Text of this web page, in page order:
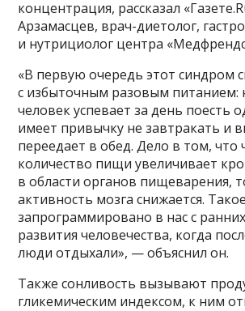
концентрация, рассказал
Арзамасцев, врач-диетолог,
и нутрициолог центра
«В первую очередь этот синдром
с избыточным разовым питанием:
человек успевает за день поесть
имеет привычку не завтракать и
переедает в обед. Дело в том, что
количество пищи увеличивает
в области органов пищеварения,
активность мозга снижается.
запрограммировано в нас с
развития человечества, когда
люди отдыхали», — объяснил он.
Также сонливость вызывают
гликемическим индексом, к ним